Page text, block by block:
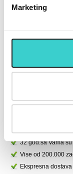
Marketing
boji 1 x 10kg-
BUMP-
32 god.sa Vama
Vise od 200.000
Ekspresna